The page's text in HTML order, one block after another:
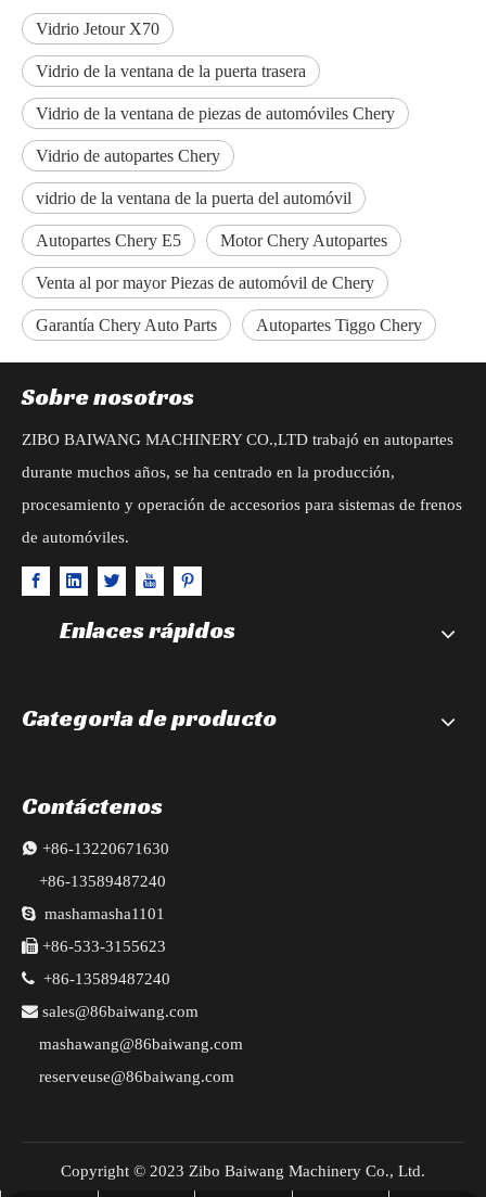
Vidrio Jetour X70
Vidrio de la ventana de la puerta trasera
Vidrio de la ventana de piezas de automóviles Chery
Vidrio de autopartes Chery
vidrio de la ventana de la puerta del automóvil
Autopartes Chery E5 Motor Chery Autopartes
Venta al por mayor Piezas de automóvil de Chery
Garantía Chery Auto Parts Autopartes Tiggo Chery
Sobre nosotros
ZIBO BAIWANG MACHINERY CO.,LTD trabajó en autopartes
durante muchos años, se ha centrado en la producción,
procesamiento y operación de accesorios para sistemas de frenos
de automóviles.
Enlaces rápidos
Categoria de producto
Contáctenos
 +86-13220671630
+86-13589487240
 mashamasha1101
 +86-533-3155623
 +86-13589487240
 sales@86baiwang.com
mashawang@86baiwang.com
reserveuse@86baiwang.com
Copyright © 2023 Zibo Baiwang Machinery Co., Ltd.